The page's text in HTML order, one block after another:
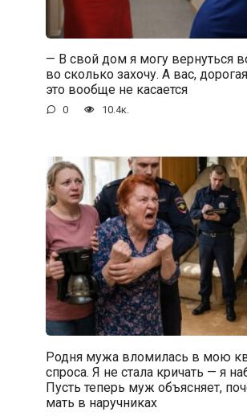
— В свой дом я могу вернуться
во сколько захочу. А вас,
это вообще не касается
0 10.4к.
Родня мужа вломилась в мою
спроса. Я не стала кричать — я
Пусть теперь муж объясняет,
мать в наручниках